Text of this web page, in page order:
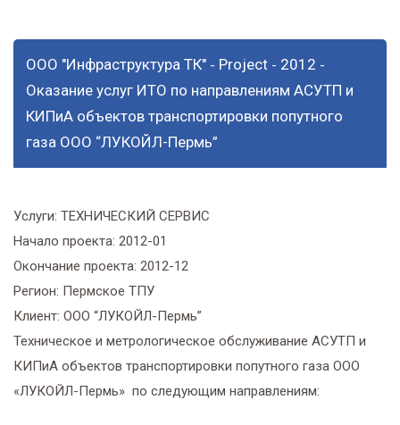
ООО "Инфраструктура ТК" - Project - 2012 -
Оказание услуг ИТО по направлениям АСУТП и
КИПиА объектов транспортировки попутного
газа ООО “ЛУКОЙЛ-Пермь”
Услуги: ТЕХНИЧЕСКИЙ СЕРВИС
Начало проекта: 2012-01
Окончание проекта: 2012-12
Регион: Пермское ТПУ
Клиент: ООО “ЛУКОЙЛ-Пермь”
Техническое и метрологическое обслуживание АСУТП и
КИПиА объектов транспортировки попутного газа ООО
«ЛУКОЙЛ-Пермь» по следующим направлениям: